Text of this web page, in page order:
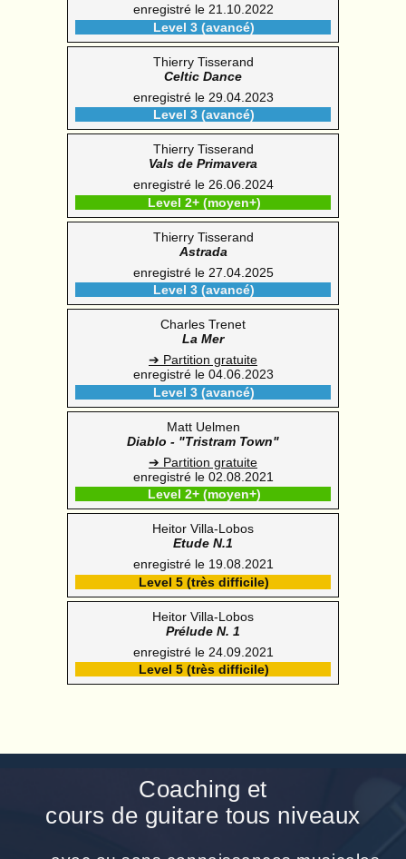
enregistré le 21.10.2022
Level 3 (avancé)
Thierry Tisserand
Celtic Dance
enregistré le 29.04.2023
Level 3 (avancé)
Thierry Tisserand
Vals de Primavera
enregistré le 26.06.2024
Level 2+ (moyen+)
Thierry Tisserand
Astrada
enregistré le 27.04.2025
Level 3 (avancé)
Charles Trenet
La Mer
➔ Partition gratuite
enregistré le 04.06.2023
Level 3 (avancé)
Matt Uelmen
Diablo - "Tristram Town"
➔ Partition gratuite
enregistré le 02.08.2021
Level 2+ (moyen+)
Heitor Villa-Lobos
Etude N.1
enregistré le 19.08.2021
Level 5 (très difficile)
Heitor Villa-Lobos
Prélude N. 1
enregistré le 24.09.2021
Level 5 (très difficile)
Coaching et
cours de guitare tous niveaux